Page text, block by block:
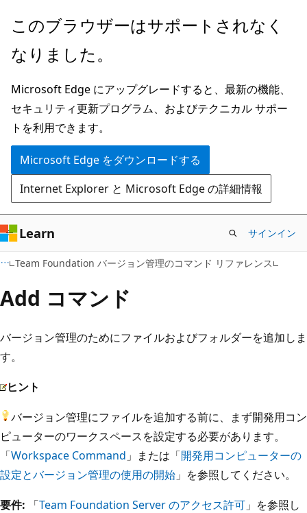
メ
ン
ン
テ
ン
ツ
に
ス
キ
ッ
プ
このブラウザーはサポートされなく
なりました。
Microsoft Edge にアップグレードすると、最新の機能、
セキュリティ更新プログラム、およびテクニカル サポー
トを利用できます。
Microsoft Edge をダウンロードする
Internet Explorer と Microsoft Edge の詳細情報
Learn サインイン
Team Foundation バージョン管理のコマンド リファレンス
Add コマンド
バージョン管理のためにファイルおよびフォルダーを追加しま
す。
ヒント
バージョン管理にファイルを追加する前に、まず開発用コン
ピューターのワークスペースを設定する必要があります。
「Workspace Command 」または「開発用コンピューターの
設定とバージョン管理の使用の開始 」を参照してください。
要件: 「Team Foundation Server のアクセス許可 」を参照し